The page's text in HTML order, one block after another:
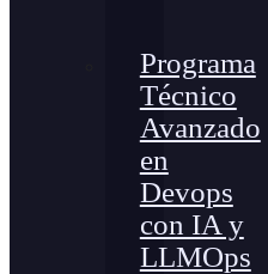
Programa
Técnico
Avanzado
en
Devops
con IA y
LLMOps